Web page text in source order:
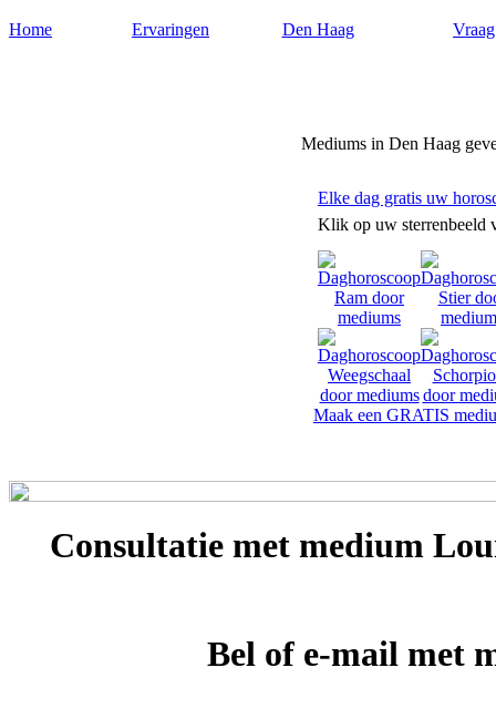
Home Ervaringen Den Haag
Mediums in Den Haag
Elke dag gratis uw
Klik op uw sterrenbeeld
Maak een GRATIS
Consultatie met medium
Bel of e-mail met